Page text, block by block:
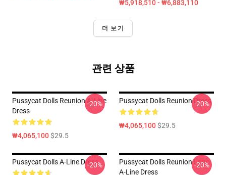
₩5,918,510 - ₩6,883,110
더 보기
관련 상품
Pussycat Dolls Reunion A-Line
Dress
₩4,065,100$29.5
-20% Pussycat Dolls Reunion Dress
₩4,065,100$29.5
-20%
Pussycat Dolls A-Line Dress
-20%
Pussycat Dolls Reunion Logo
A-Line Dress
-20%